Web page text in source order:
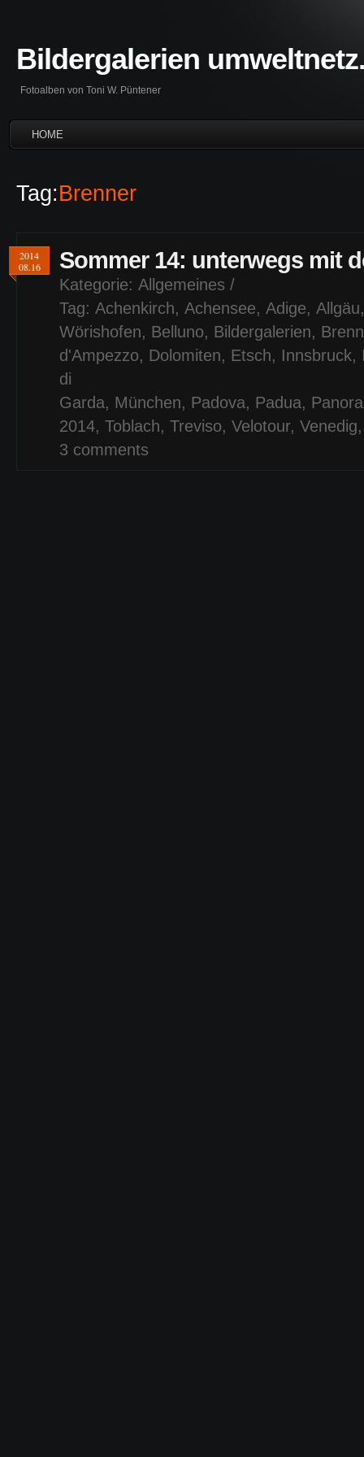
Bildergalerien
Fotoalben von Toni W. Püntener
HOME
Tag:Brenner
2014
08.16
Sommer 14: unterwegs mit
Kategorie: Allgemeines /
Tag: Achenkirch, Achensee, Adige, Allgäu
Wörishofen, Belluno, Bildergalerien,
d'Ampezzo, Dolomiten, Etsch, Innsbruck,
di
Garda, München, Padova, Padua,
2014, Toblach, Treviso, Velotour, Venedig
3 comments